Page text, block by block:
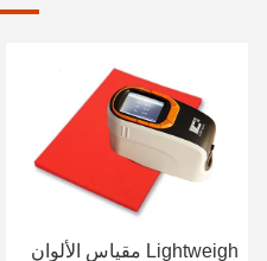
Lightweigh مقياس الألوان